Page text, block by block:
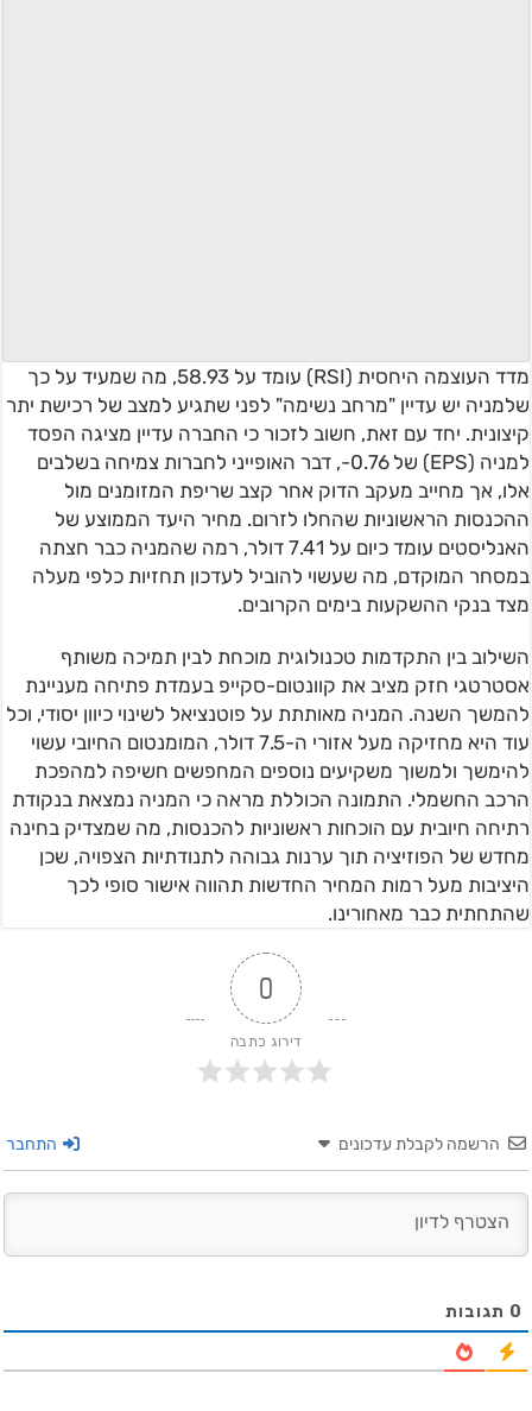
מדד העוצמה היחסית (RSI) עומד על 58.93, מה שמעיד על כך
שלמניה יש עדיין "מרחב נשימה" לפני שתגיע למצב של רכישת יתר
קיצונית. יחד עם זאת, חשוב לזכור כי החברה עדיין מציגה הפסד
למניה (EPS) של 0.76-, דבר האופייני לחברות צמיחה בשלבים
אלו, אך מחייב מעקב הדוק אחר קצב שריפת המזומנים מול
ההכנסות הראשוניות שהחלו לזרום. מחיר היעד הממוצע של
האנליסטים עומד כיום על 7.41 דולר, רמה שהמניה כבר חצתה
במסחר המוקדם, מה שעשוי להוביל לעדכון תחזיות כלפי מעלה
מצד בנקי ההשקעות בימים הקרובים.
השילוב בין התקדמות טכנולוגית מוכחת לבין תמיכה משותף
אסטרטגי חזק מציב את קוונטום-סקייפ בעמדת פתיחה מעניינת
להמשך השנה. המניה מאותתת על פוטנציאל לשינוי כיוון יסודי, וכל
עוד היא מחזיקה מעל אזורי ה-7.5 דולר, המומנטום החיובי עשוי
להימשך ולמשוך משקיעים נוספים המחפשים חשיפה למהפכת
הרכב החשמלי. התמונה הכוללת מראה כי המניה נמצאת בנקודת
רתיחה חיובית עם הוכחות ראשוניות להכנסות, מה שמצדיק בחינה
מחדש של הפוזיציה תוך ערנות גבוהה לתנודתיות הצפויה, שכן
היציבות מעל רמות המחיר החדשות תהווה אישור סופי לכך
שהתחתית כבר מאחורינו.
0
דירוג כתבה
הרשמה לקבלת עדכונים התחבר
0 תגובות